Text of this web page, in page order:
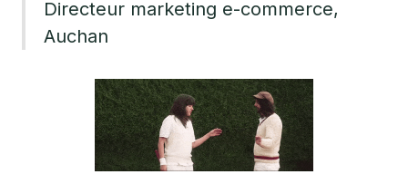
Directeur marketing e-commerce,
Auchan